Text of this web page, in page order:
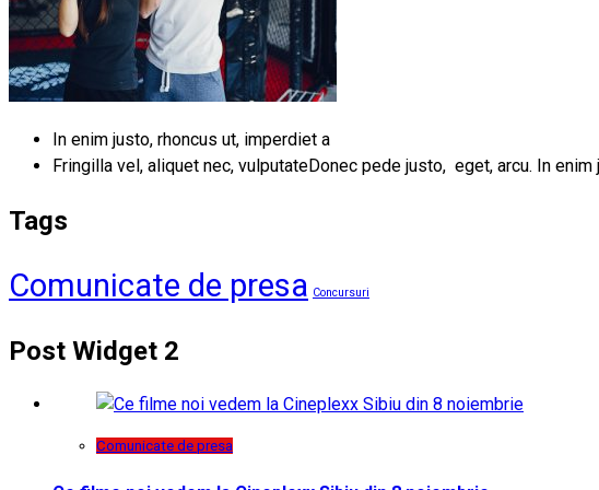
In enim justo, rhoncus ut, imperdiet a
Fringilla vel, aliquet nec, vulputateDonec pede justo, eget, arcu. In
Tags
Comunicate de presa Concursuri
Post Widget 2
Comunicate de presa